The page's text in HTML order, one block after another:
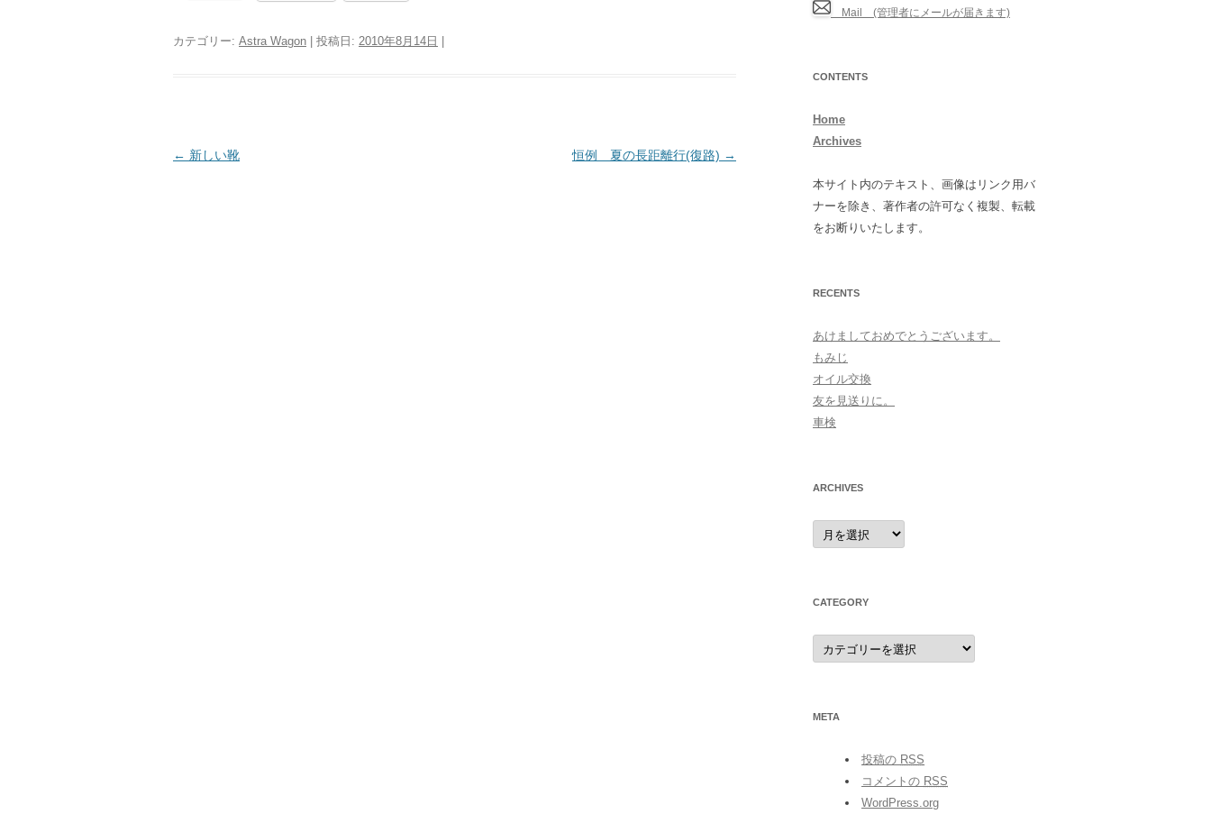
カテゴリー: Astra Wagon | 投稿日: 2010年8月14日 |
投
← 新しい靴 恒例 夏の長距離行(復路) →
Mail (管理者にメールが届きます)
CONTENTS
Home
Archives
本サイト内のテキスト、画像はリンク用バ
ナーを除き、著作者の許可なく複製、転載
をお断りいたします。
RECENTS
あけましておめでとうございます。
もみじ
オイル交換
友を見送りに。
車検
ARCHIVES
archives
CATEGORY
category
META
投稿の RSS
コメントの RSS
WordPress.org